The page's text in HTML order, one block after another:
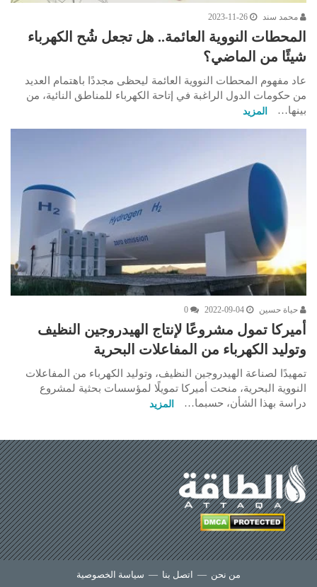
محمد سند 2023-11-26
المحطات النووية العائمة.. هل تجعل شُح الكهرباء
شيئًا من الماضي؟
عاد مفهوم المحطات النووية العائمة ليحظى مجددًا باهتمام العديد
من حكومات الدول الراغبة في إتاحة الكهرباء للمناطق النائية، من
بينها…
المزيد
حياة حسين 2022-09-04
0
أميركا تمول مشروعًا لإنتاج الهيدروجين النظيف
وتوليد الكهرباء من المفاعلات البحرية
تمهيدًا لصناعة الهيدروجين النظيف، وتوليد الكهرباء من المفاعلات
النووية البحرية، منحت أميركا تمويلًا لمؤسسات بحثية لمشروع
دراسة بهذا الشأن، حسبما…
المزيد
من نحن — اتصل بنا — سياسة الخصوصية